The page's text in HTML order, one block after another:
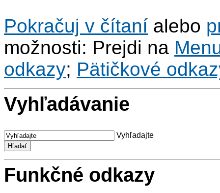
Pokračuj v čítaní alebo
možnosti: Prejdi na
odkazy; Pätičkové
Vyhľadávanie
Vyhľadajte
Funkčné odkazy